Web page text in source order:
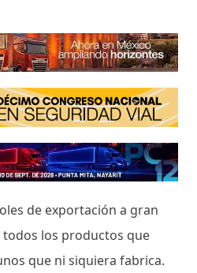
de exportación a gran
todos los productos que
que ni siquiera fabrica.